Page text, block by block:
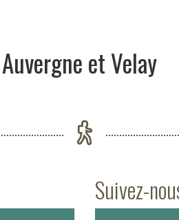
et Velay
Suivez-